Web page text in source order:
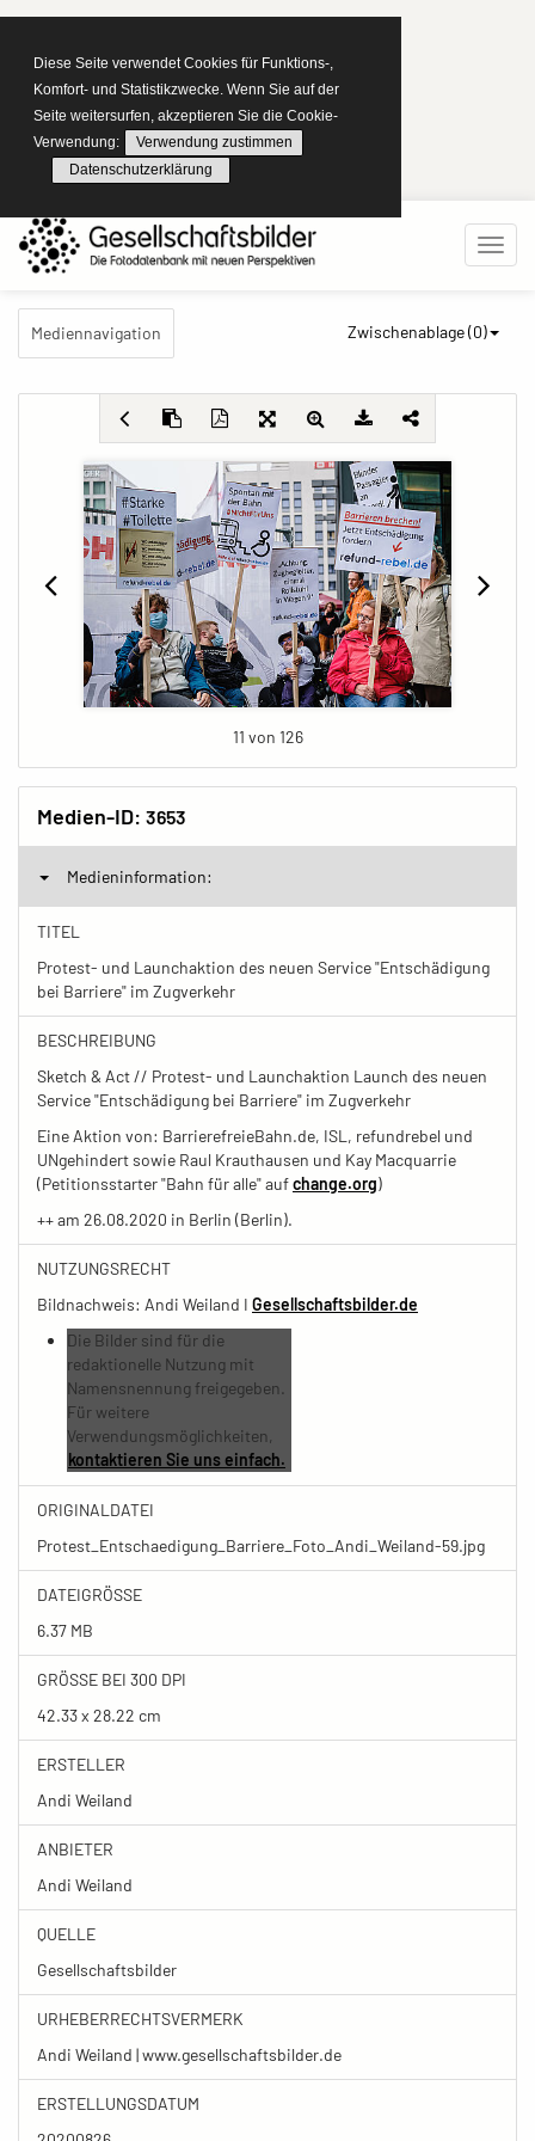
Diese Seite verwendet Cookies für Funktions-,
Komfort- und Statistikzwecke. Wenn Sie auf der
Seite weitersurfen, akzeptieren Sie die Cookie-
Verwendung:
Verwendung zustimmen
Datenschutzerklärung
Mediennavigation Zwischenablage (0)
11 von 126
Medien-ID: 3653
Medieninformation:
TITEL
Protest- und Launchaktion des neuen Service "Entschädigung
bei Barriere" im Zugverkehr
BESCHREIBUNG
Sketch & Act // Protest- und Launchaktion Launch des neuen
Service "Entschädigung bei Barriere" im Zugverkehr
Eine Aktion von: BarrierefreieBahn.de, ISL, refundrebel und
UNgehindert sowie Raul Krauthausen und Kay Macquarrie
(Petitionsstarter "Bahn für alle" aufchange.org)
++ am 26.08.2020 in Berlin (Berlin).
NUTZUNGSRECHT
Bildnachweis: Andi Weiland I Gesellschaftsbilder.de
Die Bilder sind für die
redaktionelle Nutzung mit
Namensnennung freigegeben.
Für weitere
Verwendungsmöglichkeiten,
kontaktieren Sie uns einfach.
ORIGINALDATEI
Protest_Entschaedigung_Barriere_Foto_Andi_Weiland-59.jpg
DATEIGRÖSSE
6.37 MB
GRÖSSE BEI 300 DPI
42.33 x 28.22 cm
ERSTELLER
Andi Weiland
ANBIETER
Andi Weiland
QUELLE
Gesellschaftsbilder
URHEBERRECHTSVERMERK
Andi Weiland | www.gesellschaftsbilder.de
ERSTELLUNGSDATUM